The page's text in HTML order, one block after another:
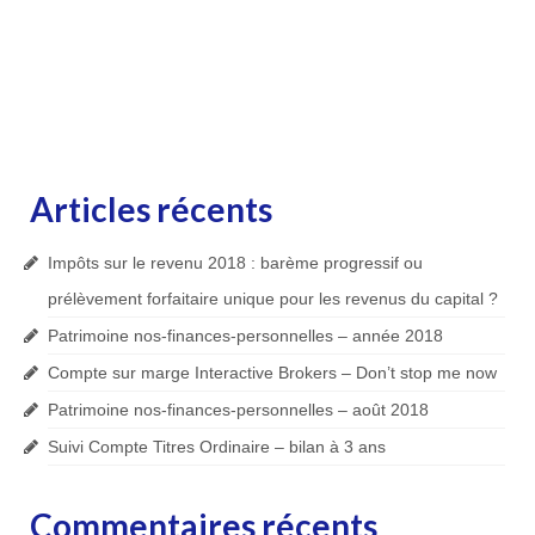
Articles récents
Impôts sur le revenu 2018 : barème progressif ou
prélèvement forfaitaire unique pour les revenus du capital ?
Patrimoine nos-finances-personnelles – année 2018
Compte sur marge Interactive Brokers – Don’t stop me now
Patrimoine nos-finances-personnelles – août 2018
Suivi Compte Titres Ordinaire – bilan à 3 ans
Commentaires récents